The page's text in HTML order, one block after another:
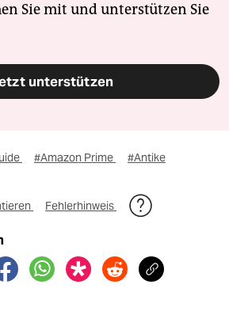
Sie mit und unterstützen Sie
unterstützen
#Amazon Prime #Antike
Fehlerhinweis